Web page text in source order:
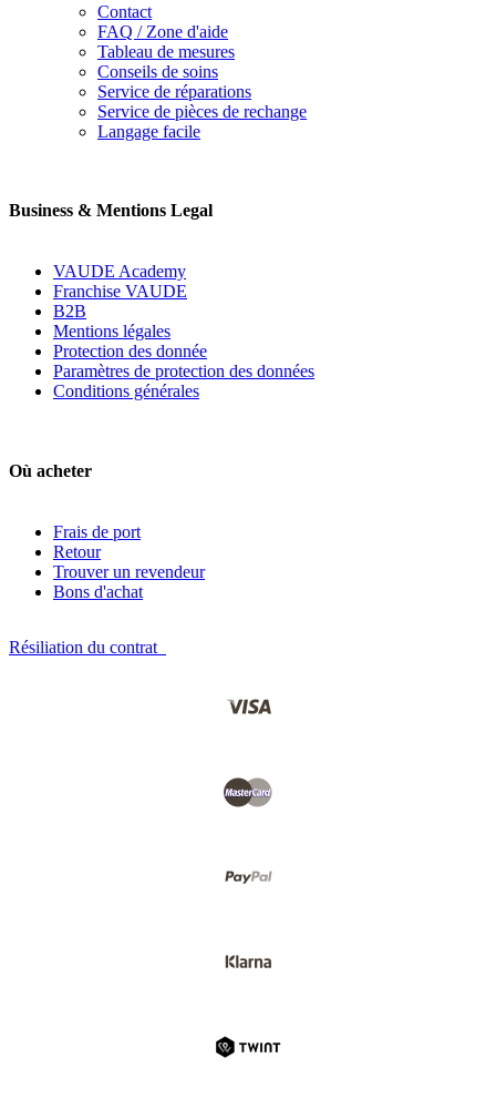
Contact
FAQ / Zone d'aide
Tableau de mesures
Conseils de soins
Service de réparations
Service de pièces de rechange
Langage facile
Business & Mentions Legal
VAUDE Academy
Franchise VAUDE
B2B
Mentions légales
Protection des donnée
Paramètres de protection des données
Conditions générales
Où acheter
Frais de port
Retour
Trouver un revendeur
Bons d'achat
Résiliation du contrat